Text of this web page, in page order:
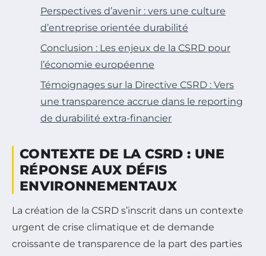
Perspectives d’avenir : vers une culture
d’entreprise orientée durabilité
Conclusion : Les enjeux de la CSRD pour
l’économie européenne
Témoignages sur la Directive CSRD : Vers
une transparence accrue dans le reporting
de durabilité extra-financier
CONTEXTE DE LA CSRD : UNE
RÉPONSE AUX DÉFIS
ENVIRONNEMENTAUX
La création de la CSRD s’inscrit dans un contexte
urgent de crise climatique et de demande
croissante de transparence de la part des parties